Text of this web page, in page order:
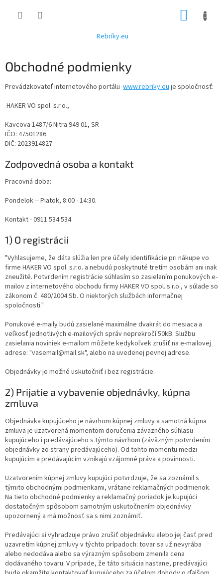
Rebríky.eu
Obchodné podmienky
Prevádzkovateľ internetového portálu www.rebriky.eu je spoločnosť:
HAKER VO spol. s.r.o.,
Kavcova 1487/6 Nitra 949 01, SR
IČO: 47501286
DIČ: 2023914827
Zodpovedná osoba a kontakt
Pracovná doba:
Pondelok -- Piatok, 8:00 - 14:30.
Kontakt - 0911 534 534
1) O registrácii
"Vyhlasujeme, že dáta slúžia len pre účely identifikácie pri nákupe vo
firme HAKER VO spol. s.r.o. a nebudú poskytnuté tretím osobám ani inak
zneužité. Potvrdením registrácie súhlasím so zasielaním ponukových e-
mailov z internetového obchodu firmy HAKER VO spol. s.r.o., v súlade so
zákonom č. 480/2004 Sb. O niektorých službách informačnej
spoločnosti."
Ponukové e-maily budú zasielané maximálne dvakrát do mesiaca a
veľkosť jednotlivých e-mailových správ neprekročí 50kB. Službu
zasielania noviniek e-mailom môžete kedykoľvek zrušiť na e-mailovej
adrese: "vasemail@mail.sk", alebo na uvedenej pevnej adrese.
Objednávky je možné uskutočniť i bez registrácie.
2) Prijatie a vybavenie objednávky, kúpna
zmluva
Objednávka kupujúceho je návrhom kúpnej zmluvy a samotná kúpna
zmluva je uzatvorená momentom doručenia záväzného súhlasu
kupujúceho i predávajúceho s týmto návrhom (záväzným potvrdením
objednávky zo strany predávajúceho). Od tohto momentu medzi
kupujúcim a predávajúcim vznikajú vzájomné práva a povinnosti.
Uzatvorením kúpnej zmluvy kupujúci potvrdzuje, že sa zoznámil s
týmito obchodnými podmienkami, vrátane reklamačných podmienok.
Na tieto obchodné podmienky a reklamačný poriadok je kupujúci
dostatočným spôsobom samotným uskutočnením objednávky
upozornený a má možnosť sa s nimi zoznámiť.
Predávajúci si vyhradzuje právo zrušiť objednávku alebo jej časť pred
uzavretím kúpnej zmluvy v týchto prípadoch: tovar sa už nevyrába
alebo nedodáva alebo sa výrazným spôsobom zmenila cena
dodávaného tovaru. V prípade, že táto situácia nastane, predávajúci